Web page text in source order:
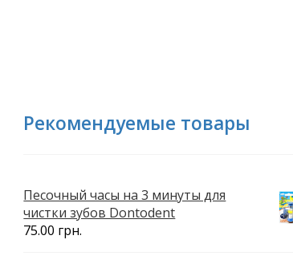
Рекомендуемые товары
Песочный часы на 3 минуты для
чистки зубов Dontodent
75.00 грн.